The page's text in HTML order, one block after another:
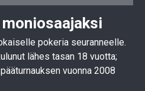
pokeria seuranneelle.
lähes tasan 18 vuotta;
vuonna 2008